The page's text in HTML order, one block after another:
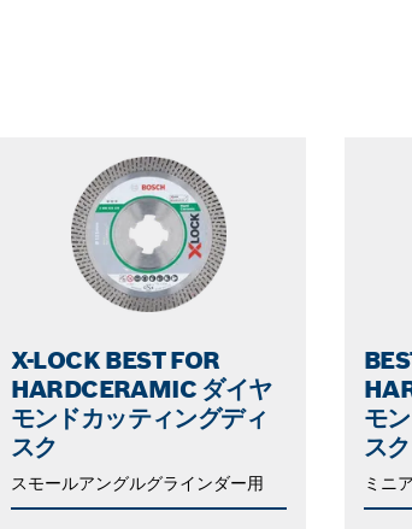
X-LOCK BEST FOR
HARDCERAMIC ダイヤ
モンドカッティングディ
スク
スモールアングルグラインダー用
モ
スク
ミニ